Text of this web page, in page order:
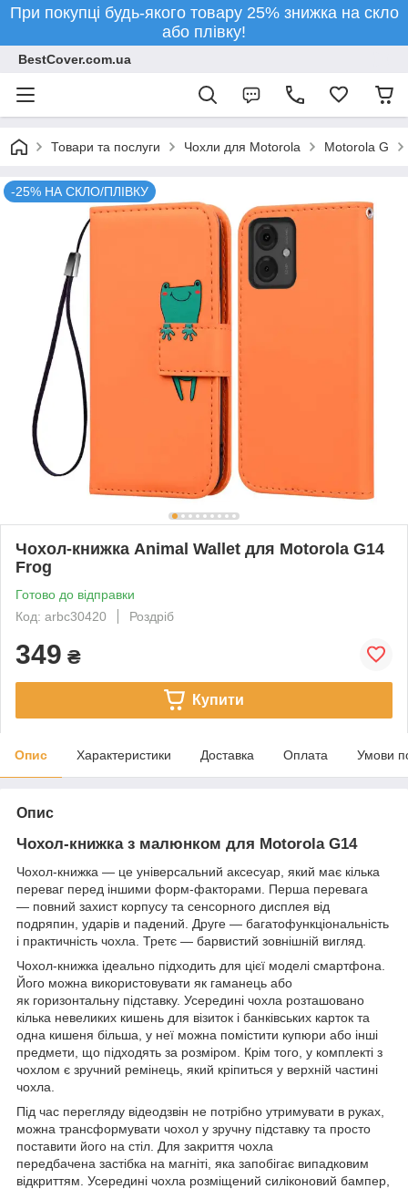
При покупці будь-якого товару 25% знижка на скло
або плівку!
BestCover.com.ua
Товари та послуги Чохли для Motorola Motorola G
-25% НА СКЛО/ПЛІВКУ
Чохол-книжка Animal Wallet для Motorola G14
Frog
Готово до відправки
Код: arbc30420
Роздріб
349 ₴
Купити
Опис Характеристики Доставка Оплата Умови
Опис
Чохол-книжка з малюнком для Motorola G14
Чохол-книжка — це універсальний аксесуар, який має кілька
переваг перед іншими форм-факторами. Перша перевага
— повний захист корпусу та сенсорного дисплея від
подряпин, ударів и падений. Друге — багатофункціональність
і практичність чохла. Третє — барвистий зовнішній вигляд.
Чохол-книжка ідеально підходить для цієї моделі смартфона.
Його можна використовувати як гаманець або
як горизонтальну підставку. Усередині чохла розташовано
кілька невеликих кишень для візиток і банківських карток та
одна кишеня більша, у неї можна помістити купюри або інші
предмети, що підходять за розміром. Крім того, у комплекті з
чохлом є зручний ремінець, який кріпиться у верхній частині
чохла.
Під час перегляду відеодзвін не потрібно утримувати в руках,
можна трансформувати чохол у зручну підставку та просто
поставити його на стіл. Для закриття чохла
передбачена застібка на магніті, яка запобігає випадковим
відкриттям. Усередині чохла розміщений силіконовий бампер,